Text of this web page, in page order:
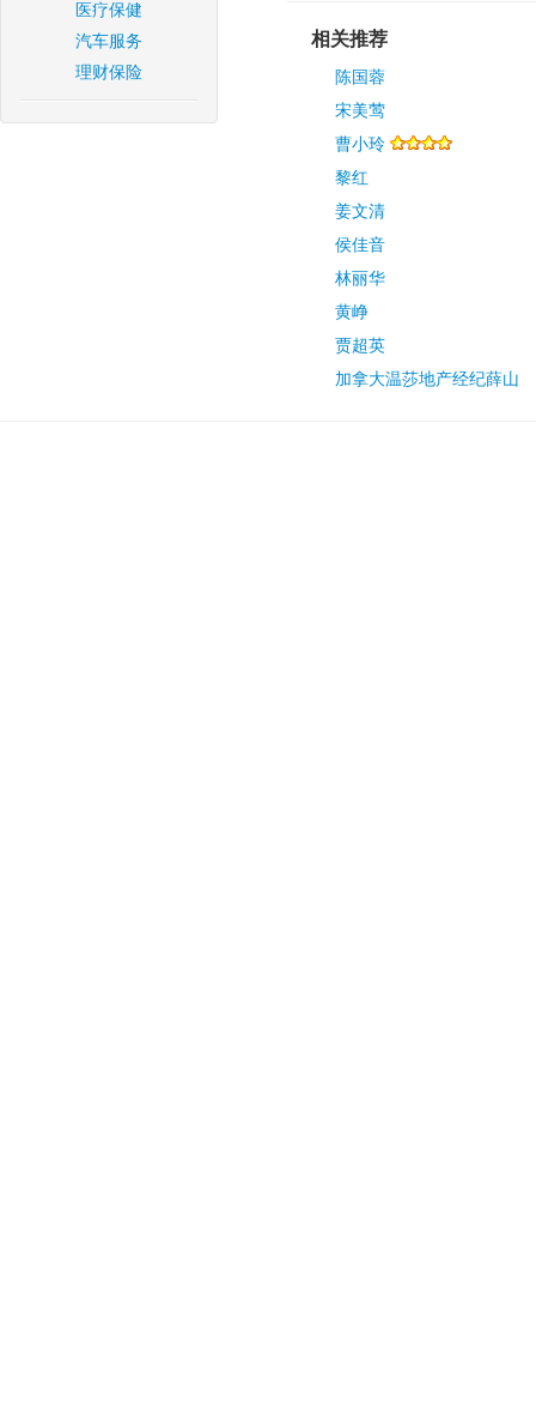
医疗保健
汽车服务
理财保险
相关推荐
陈国蓉
宋美莺
曹小玲
黎红
姜文清
侯佳音
林丽华
黄峥
贾超英
加拿大温莎地产经纪薛山